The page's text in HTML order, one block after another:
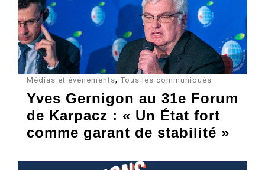
Médias et évènements, Tous les communiqués
Yves Gernigon au 31e Forum
de Karpacz : « Un État fort
comme garant de stabilité »